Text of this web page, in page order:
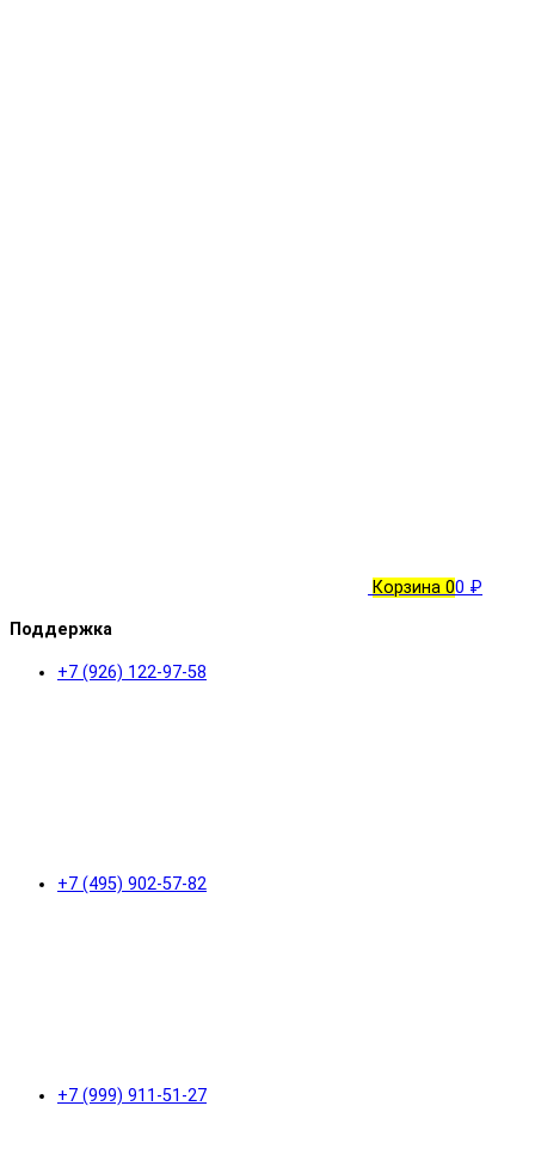
Корзина 00 ₽
Поддержка
+7 (926) 122-97-58
+7 (495) 902-57-82
+7 (999) 911-51-27